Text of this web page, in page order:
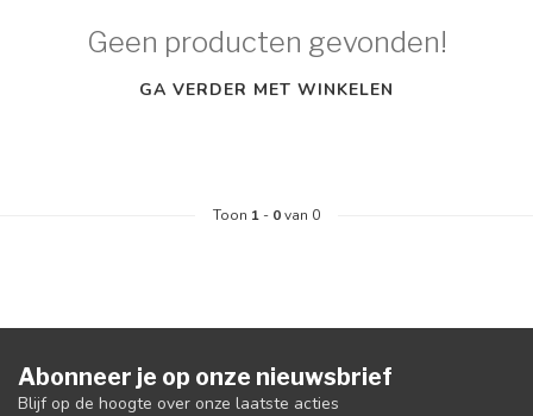
Geen producten gevonden!
GA VERDER MET WINKELEN
Toon 1 - 0van 0
Abonneer je op onze nieuwsbrief
Blijf op de hoogte over onze laatste acties